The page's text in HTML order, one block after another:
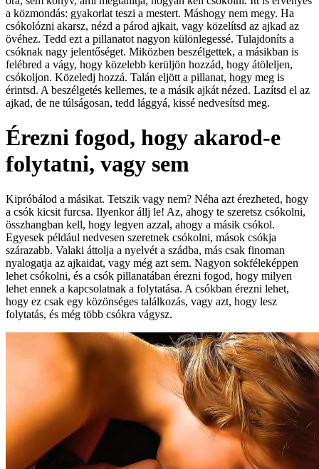
a közmondás: gyakorlat teszi a mestert. Máshogy nem megy. Ha
csókolózni akarsz, nézd a párod ajkait, vagy közelítsd az ajkad az
övéhez. Tedd ezt a pillanatot nagyon különlegessé. Tulajdoníts a
csóknak nagy jelentőséget. Miközben beszélgettek, a másikban is
felébred a vágy, hogy közelebb kerüljön hozzád, hogy átöleljen,
csókoljon. Közeledj hozzá. Talán eljött a pillanat, hogy meg is
érintsd. A beszélgetés kellemes, te a másik ajkát nézed. Lazítsd el az
ajkad, de ne túlságosan, tedd lággyá, kissé nedvesítsd meg.
Érezni fogod, hogy akarod-e
folytatni, vagy sem
Kipróbálod a másikat. Tetszik vagy nem? Néha azt érezheted, hogy
a csók kicsit furcsa. Ilyenkor állj le! Az, ahogy te szeretsz csókolni,
összhangban kell, hogy legyen azzal, ahogy a másik csókol.
Egyesek például nedvesen szeretnek csókolni, mások csókja
szárazabb. Valaki áttolja a nyelvét a szádba, más csak finoman
nyalogatja az ajkaidat, vagy még azt sem. Nagyon sokféleképpen
lehet csókolni, és a csók pillanatában érezni fogod, hogy milyen
lehet ennek a kapcsolatnak a folytatása. A csókban érezni lehet,
hogy ez csak egy közönséges találkozás, vagy azt, hogy lesz
folytatás, és még több csókra vágysz.